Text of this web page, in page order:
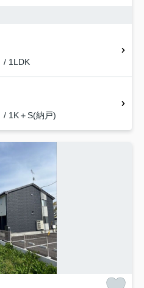
/ 1LDK
/ 1K＋S(納戸)